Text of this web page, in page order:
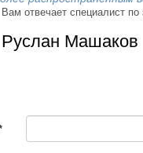
Вам отвечает специалист
Руслан Машаков